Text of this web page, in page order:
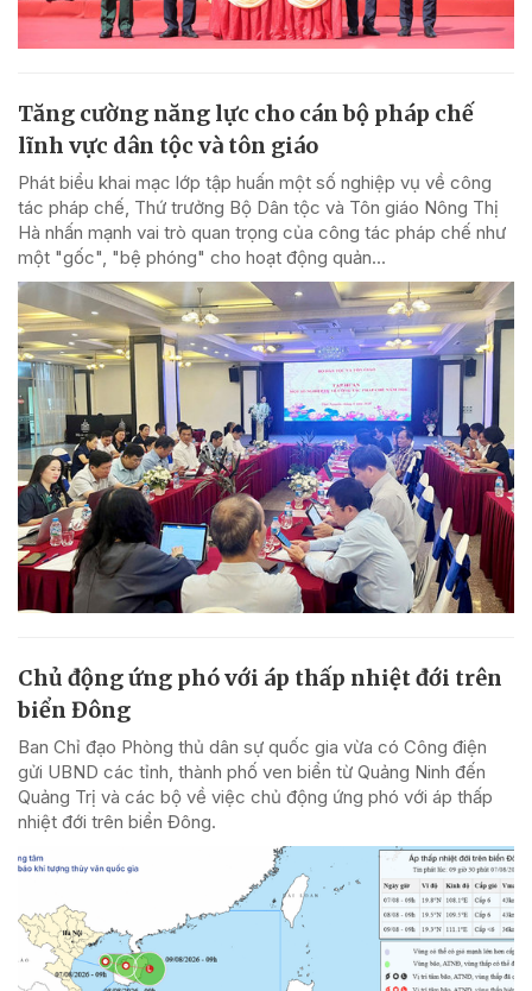
Tăng cường năng lực cho cán bộ pháp chế
lĩnh vực dân tộc và tôn giáo
Phát biểu khai mạc lớp tập huấn một số nghiệp vụ về công
tác pháp chế, Thứ trưởng Bộ Dân tộc và Tôn giáo Nông Thị
Hà nhấn mạnh vai trò quan trọng của công tác pháp chế như
một "gốc", "bệ phóng" cho hoạt động quản...
Chủ động ứng phó với áp thấp nhiệt đới trên
biển Đông
Ban Chỉ đạo Phòng thủ dân sự quốc gia vừa có Công điện
gửi UBND các tỉnh, thành phố ven biển từ Quảng Ninh đến
Quảng Trị và các bộ về việc chủ động ứng phó với áp thấp
nhiệt đới trên biển Đông.